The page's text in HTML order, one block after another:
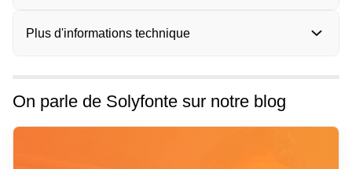
Plus d'informations technique
On parle de Solyfonte sur notre blog